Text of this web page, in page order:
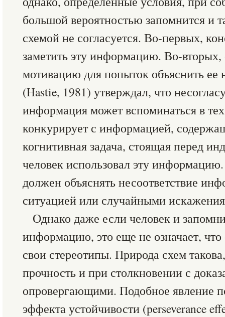
большой вероятностью запомнится и
схемой не согласуется. Во-первых,
заметить эту информацию. Во-
мотивацию для попыток объяснить ее
(Hastie, 1981) утверждал, что
информация может вспоминаться в
конкурирует с информацией,
когнитивная задача, стоящая перед
человек использовал эту
должен объяснять несоответствие
ситуацией или случайными
Однако даже если человек и
информацию, это еще не означает, что
свои стереотипы. Природа схем
прочность и при столкновении с
опровергающими. Подобное явление
эффекта устойчивости (perseverance